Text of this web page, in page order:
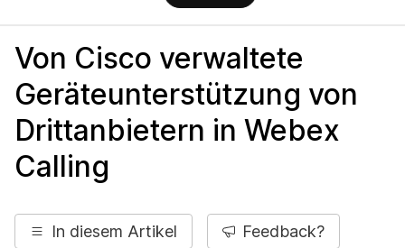
Von Cisco verwaltete
Geräteunterstützung von
Drittanbietern in Webex
Calling
In diesem Artikel Feedback?